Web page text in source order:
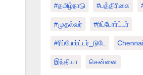
#தமிழ்நாடு #பத்திரிகை
#முதல்வர் #ரிப்போர்ட்டர்
#ரிப்போர்ட்டர்_டுடே Chennai
இந்தியா சென்னை